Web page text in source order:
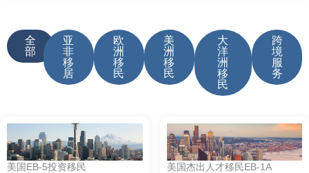
全
部
亚
非
移
居
欧
洲
移
民
美
洲
移
民
大
洋
洲
移
民
跨
境
服
务
美国EB-5投资移民 美国杰出人才移民EB-1A